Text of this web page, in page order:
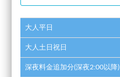
大人平日
大人土日祝日
深夜料金追加分(深夜2:00以降)